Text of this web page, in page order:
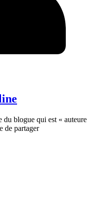
du blogue qui est « auteure
de partager